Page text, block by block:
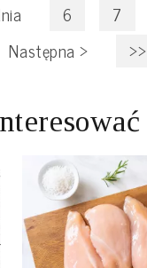
6 7
Następna> >>